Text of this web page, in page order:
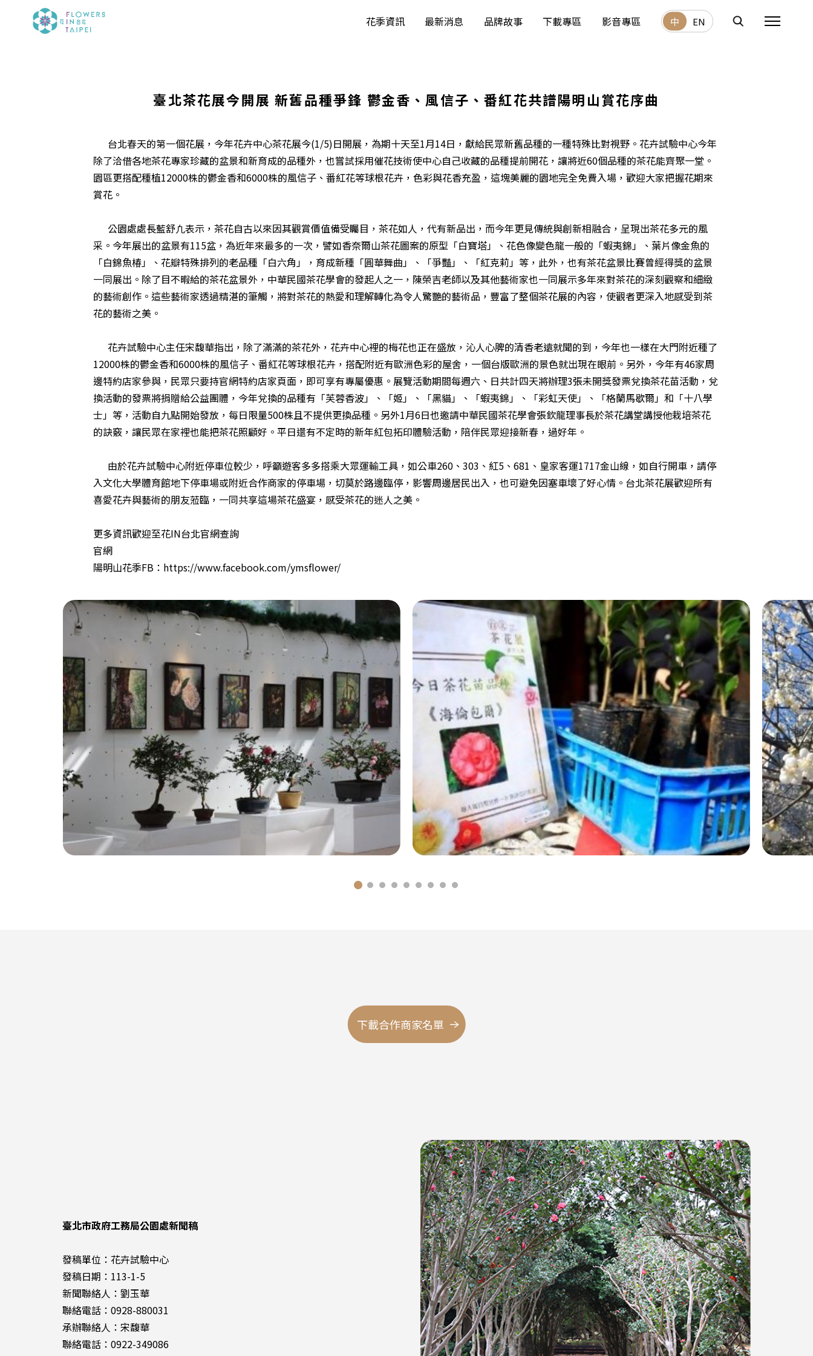
花季資訊 最新消息 品牌故事 下載專區 影音專區 中 EN
臺北茶花展今開展 新舊品種爭鋒 鬱金香、風信子、番紅花共譜陽明山賞花序曲
台北春天的第一個花展，今年花卉中心茶花展今(1/5)日開展，為期十天至1月14日，獻給民眾新舊品種的一種特殊比對視野。花卉試驗中心今年
除了洽借各地茶花專家珍藏的盆景和新育成的品種外，也嘗試採用催花技術使中心自己收藏的品種提前開花，讓將近60個品種的茶花能齊聚一堂。
園區更搭配種植12000株的鬱金香和6000株的風信子、番紅花等球根花卉，色彩與花香充盈，這塊美麗的園地完全免費入場，歡迎大家把握花期來
賞花。
公園處處長藍舒凢表示，茶花自古以來因其觀賞價值備受矚目，茶花如人，代有新品出，而今年更見傳統與創新相融合，呈現出茶花多元的風
采。今年展出的盆景有115盆，為近年來最多的一次，譬如香奈爾山茶花圖案的原型「白寶塔」、花色像變色龍一般的「蝦夷錦」、葉片像金魚的
「白錦魚椿」、花瓣特殊排列的老品種「白六角」，育成新種「圓華舞曲」、「爭豔」、「紅克莉」等，此外，也有茶花盆景比賽曾經得獎的盆景
一同展出。除了目不暇給的茶花盆景外，中華民國茶花學會的發起人之一，陳榮吉老師以及其他藝術家也一同展示多年來對茶花的深刻觀察和細緻
的藝術創作。這些藝術家透過精湛的筆觸，將對茶花的熱愛和理解轉化為令人驚艷的藝術品，豐富了整個茶花展的內容，使觀者更深入地感受到茶
花的藝術之美。
花卉試驗中心主任宋馥華指出，除了滿滿的茶花外，花卉中心裡的梅花也正在盛放，沁人心脾的清香老遠就聞的到，今年也一樣在大門附近種了
12000株的鬱金香和6000株的風信子、番紅花等球根花卉，搭配附近有歐洲色彩的屋舍，一個台版歐洲的景色就出現在眼前。另外，今年有46家周
邊特約店家參與，民眾只要持官網特約店家頁面，即可享有專屬優惠。展覽活動期間每週六、日共計四天將辦理3張未開獎發票兌換茶花苗活動，兌
換活動的發票將捐贈給公益團體，今年兌換的品種有「芙蓉香波」、「姬」、「黑貓」、「蝦夷錦」、「彩虹天使」、「格蘭馬歇爾」和「十八學
士」等，活動自九點開始發放，每日限量500株且不提供更換品種。另外1月6日也邀請中華民國茶花學會張欽龍理事長於茶花講堂講授他栽培茶花
的訣竅，讓民眾在家裡也能把茶花照顧好。平日還有不定時的新年紅包拓印體驗活動，陪伴民眾迎接新春，過好年。
由於花卉試驗中心附近停車位較少，呼籲遊客多多搭乘大眾運輸工具，如公車260、303、紅5、681、皇家客運1717金山線，如自行開車，請停
入文化大學體育館地下停車場或附近合作商家的停車場，切莫於路邊臨停，影響周邊居民出入，也可避免因塞車壞了好心情。台北茶花展歡迎所有
喜愛花卉與藝術的朋友蒞臨，一同共享這場茶花盛宴，感受茶花的迷人之美。
更多資訊歡迎至花IN台北官網查詢
官網
陽明山花季FB：https://www.facebook.com/ymsflower/
下載合作商家名單
臺北市政府工務局公園處新聞稿
發稿單位：花卉試驗中心
發稿日期：113-1-5
新聞聯絡人：劉玉華
聯絡電話：0928-880031
承辦聯絡人：宋馥華
聯絡電話：0922-349086